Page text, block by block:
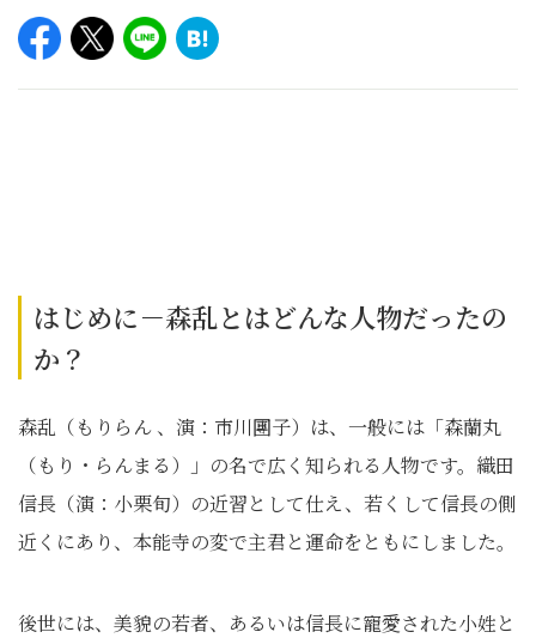
はじめに－森乱とはどんな人物だったの
か？
森乱（もりらん 、演：市川團子）は、一般には「森蘭丸
（もり・らんまる）」の名で広く知られる人物です。織田
信長（演：小栗旬）の近習として仕え、若くして信長の側
近くにあり、本能寺の変で主君と運命をともにしました。
後世には、美貌の若者、あるいは信長に寵愛された小姓と